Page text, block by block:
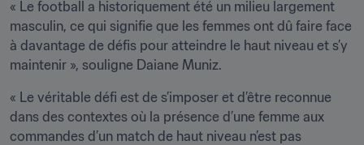
« Le football a historiquement été un milieu largement
masculin, ce qui signifie que les femmes ont dû faire face
à davantage de défis pour atteindre le haut niveau et s’y
maintenir », souligne Daiane Muniz.
« Le véritable défi est de s’imposer et d’être reconnue
dans des contextes où la présence d’une femme aux
commandes d’un match de haut niveau n’est pas